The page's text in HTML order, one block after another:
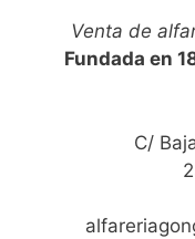
Venta de
Fundada en
C/